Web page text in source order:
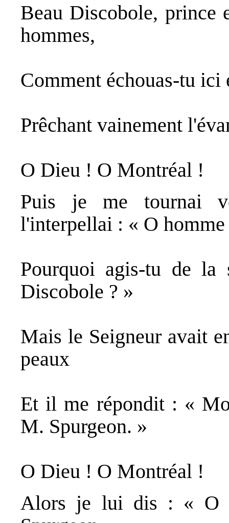
Beau Discobole, prince
hommes,
Comment échouas-tu
Prêchant vainement
O Dieu ! O Montréal !
Puis je me tournai
l'interpellai : « O homme
Pourquoi agis-tu de la
Discobole ? »
Mais le Seigneur avait
peaux
Et il me répondit : «
M. Spurgeon. »
O Dieu ! O Montréal !
Alors je lui dis : « O